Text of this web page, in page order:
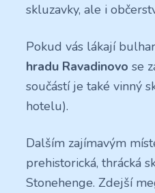
skluzavky, ale i
Pokud vás lákají
hradu Ravadinovo se
součástí je také vinný
hotelu).
Dalším zajímavým
prehistorická, thrácká
Stonehenge. Zdejší